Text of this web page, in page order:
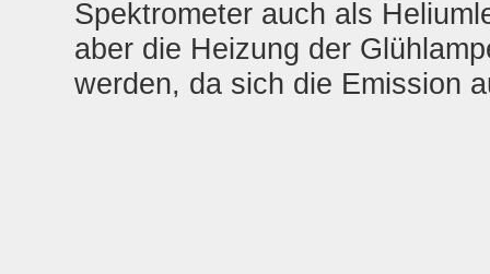
Spektrometer auch als
aber die Heizung der
werden, da sich die Emission